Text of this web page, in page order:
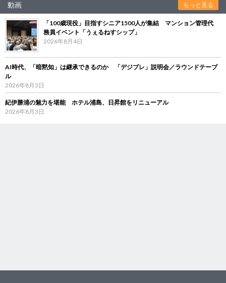
動画 もっと見る
「100歳現役」目指すシニア1500人が集結 マンション管理代
務員イベント「うぇるねすシップ」
2026年8月4日
AI時代、「暗黙知」は継承できるのか 「デジブレ」説明会／ラウンドテーブ
ル
2026年8月3日
紀伊勝浦の魅力を堪能 ホテル浦島、日昇館をリニューアル
2026年8月3日